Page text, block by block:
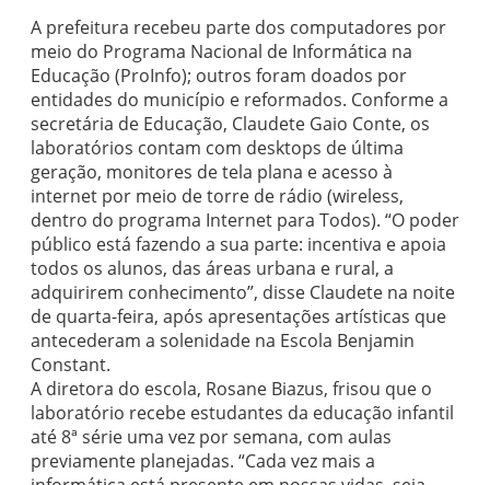
A prefeitura recebeu parte dos computadores por
meio do Programa Nacional de Informática na
Educação (ProInfo); outros foram doados por
entidades do município e reformados. Conforme a
secretária de Educação, Claudete Gaio Conte, os
laboratórios contam com desktops de última
geração, monitores de tela plana e acesso à
internet por meio de torre de rádio (wireless,
dentro do programa Internet para Todos). “O poder
público está fazendo a sua parte: incentiva e apoia
todos os alunos, das áreas urbana e rural, a
adquirirem conhecimento”, disse Claudete na noite
de quarta-feira, após apresentações artísticas que
antecederam a solenidade na Escola Benjamin
Constant.
A diretora do escola, Rosane Biazus, frisou que o
laboratório recebe estudantes da educação infantil
até 8ª série uma vez por semana, com aulas
previamente planejadas. “Cada vez mais a